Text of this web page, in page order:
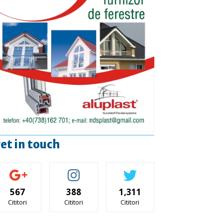
in touch
567
Cititori
388
Cititori
1,311
Cititori